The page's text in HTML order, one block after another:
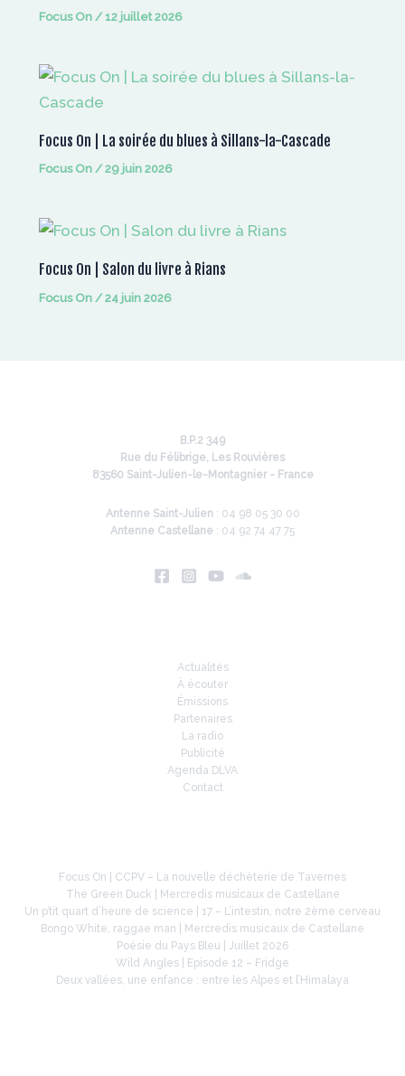
Focus On/12 juillet 2026
Focus On | La soirée du blues à Sillans-la-Cascade
Focus On/29 juin 2026
Focus On | Salon du livre à Rians
Focus On/24 juin 2026
B.P.2 349
Rue du Félibrige, Les Rouvières
83560 Saint-Julien-le-Montagnier - France
Antenne Saint-Julien : 04 98 05 30 00
Antenne Castellane : 04 92 74 47 75
Actualités
À écouter
Émissions
Partenaires
La radio
Publicité
Agenda DLVA
Contact
Focus On | CCPV – La nouvelle déchèterie de Tavernes
The Green Duck | Mercredis musicaux de Castellane
Un p’tit quart d’heure de science | 17 – L’intestin, notre 2ème cerveau
Bongo White, raggae man | Mercredis musicaux de Castellane
Poésie du Pays Bleu | Juillet 2026
Wild Angles | Episode 12 – Fridge
Deux vallées, une enfance : entre les Alpes et l’Himalaya